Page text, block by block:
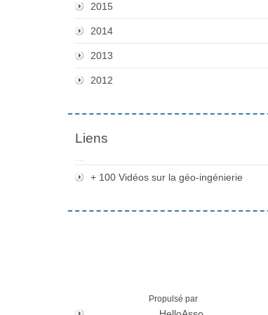
2015
2014
2013
2012
Liens
+ 100 Vidéos sur la géo-ingénierie
Propulsé par